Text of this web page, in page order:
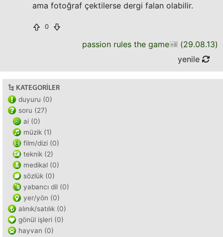
ama fotoğraf çektilerse dergi falan olabilir.
0
passion rules the game (29.08.13)
yenile
KATEGORILER
duyuru (0)
soru (27)
ai (0)
müzik (1)
film/dizi (0)
teknik (2)
medikal (0)
sözlük (0)
yabancı dil (0)
yer/yön (0)
alınık/satılık (0)
gönül işleri (0)
hayvan (0)